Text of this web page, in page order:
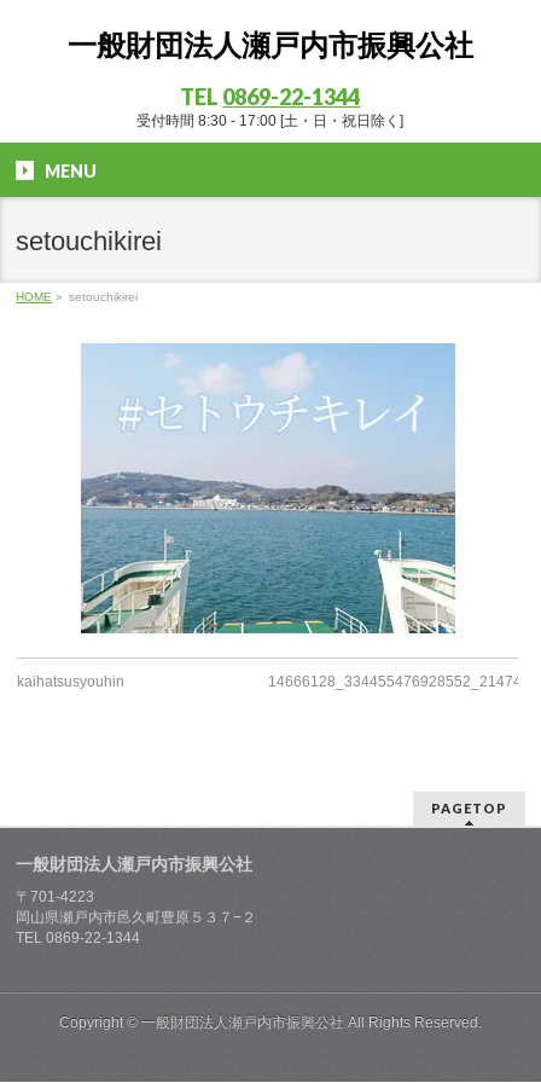
一般財団法人瀬戸内市振興公社
TEL 0869-22-1344
受付時間 8:30 - 17:00 [土・日・祝日除く]
MENU
setouchikirei
HOME » setouchikirei
kaihatsusyouhin
PAGETOP
一般財団法人瀬戸内市振興公社
〒701-4223
岡山県瀬戸内市邑久町豊原５３７−２
TEL 0869-22-1344
Copyright © 一般財団法人瀬戸内市振興公社All Rights Reserved.